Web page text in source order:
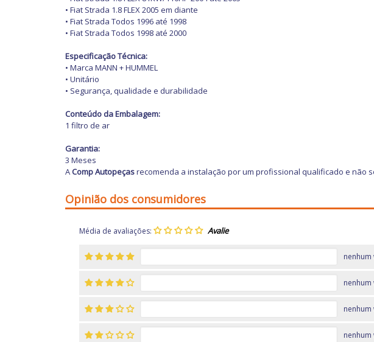
• Fiat Strada 1.8 FLEX 2005 em diante
• Fiat Strada Todos 1996 até 1998
• Fiat Strada Todos 1998 até 2000
Especificação Técnica:
• Marca MANN + HUMMEL
• Unitário
• Segurança, qualidade e durabilidade
Conteúdo da Embalagem:
1 filtro de ar
Garantia:
3 Meses
AComp Autopeçasrecomenda a instalação por um profissional qualificado e não
Opinião dos consumidores
Média de avaliações:
nenhum
nenhum
nenhum
nenhum